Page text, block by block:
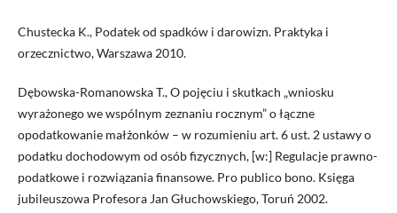
Chustecka K., Podatek od spadków i darowizn. Praktyka i
orzecznictwo, Warszawa 2010.
Dębowska-Romanowska T., O pojęciu i skutkach „wniosku
wyrażonego we wspólnym zeznaniu rocznym” o łączne
opodatkowanie małżonków – w rozumieniu art. 6 ust. 2 ustawy o
podatku dochodowym od osób fizycznych, [w:] Regulacje prawno-
podatkowe i rozwiązania finansowe. Pro publico bono. Księga
jubileuszowa Profesora Jan Głuchowskiego, Toruń 2002.